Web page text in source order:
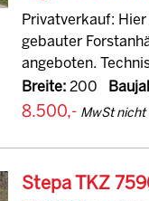
Privatverkauf:
gebauter
angeboten.
Breite:200
8.500,- MwSt nicht
Stepa TKZ